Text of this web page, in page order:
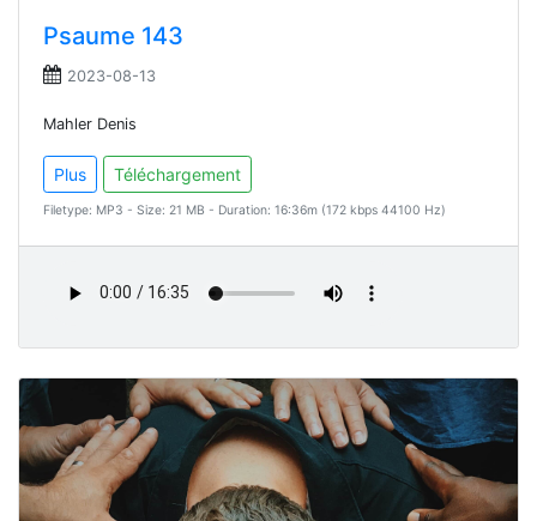
Psaume 143
2023-08-13
Mahler Denis
Plus Téléchargement
Filetype: MP3 - Size: 21 MB - Duration: 16:36m (172 kbps 44100 Hz)